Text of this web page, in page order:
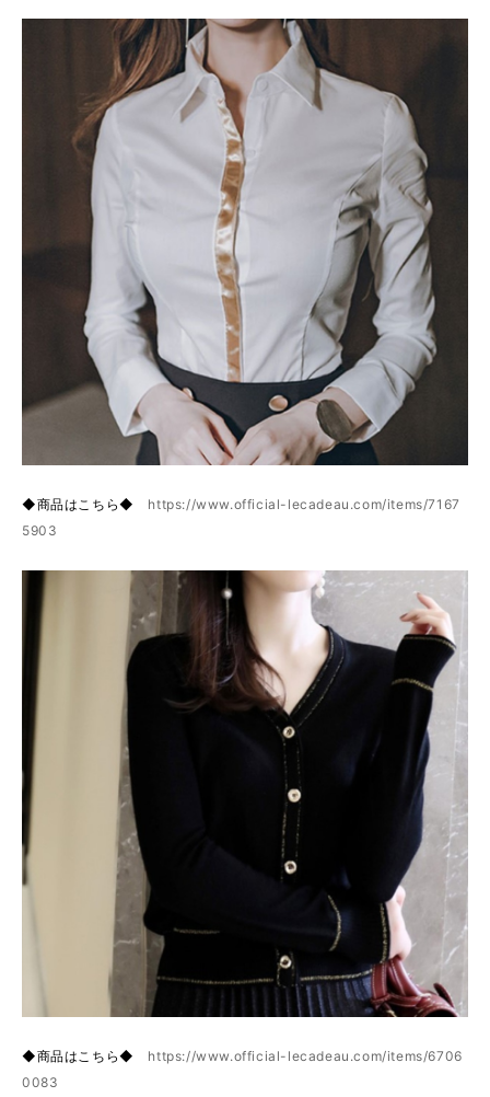
◆商品はこちら◆ https://www.official-lecadeau.com/items/7167
5903
◆商品はこちら◆ https://www.official-lecadeau.com/items/6706
0083